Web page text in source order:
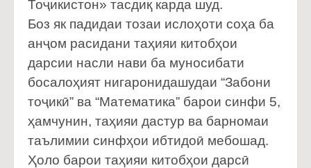
Тоҷикистон» тасдиқ карда шуд.
Боз як падидаи тозаи ислоҳоти соҳа ба
анҷом расидани таҳияи китобҳои
дарсии насли нави ба муносибати
босалоҳият нигаронидашудаи “Забони
тоҷикӣ” ва “Математика” барои синфи 5,
ҳамчунин, таҳияи дастур ва барномаи
таълимии синфҳои ибтидоӣ мебошад.
Ҳоло барои таҳияи китобҳои дарсӣ